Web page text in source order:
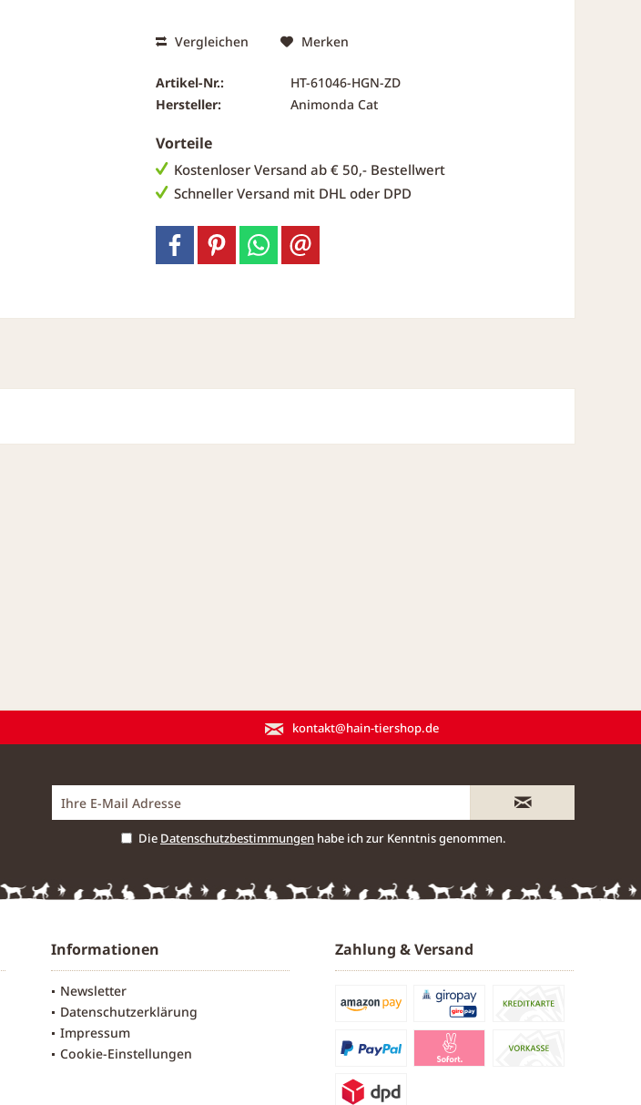
Vergleichen Merken
Artikel-Nr.:
HT-61046-HGN-ZD
Hersteller:
Animonda Cat
Vorteile
Kostenloser Versand ab € 50,- Bestellwert
Schneller Versand mit DHL oder DPD
kontakt@hain-tiershop.de
Die Datenschutzbestimmungen habe ich zur Kenntnis genommen.
Informationen
Newsletter
Datenschutzerklärung
Impressum
Cookie-Einstellungen
Zahlung & Versand